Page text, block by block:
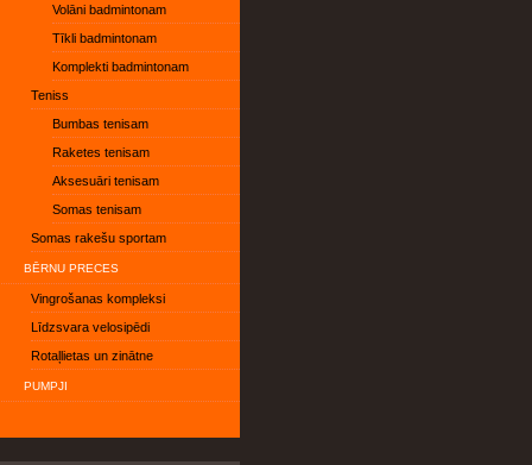
Volāni badmintonam
Tīkli badmintonam
Komplekti badmintonam
Teniss
Bumbas tenisam
Raketes tenisam
Aksesuāri tenisam
Somas tenisam
Somas rakešu sportam
BĒRNU PRECES
Vingrošanas kompleksi
Līdzsvara velosipēdi
Rotaļlietas un zinātne
PUMPJI